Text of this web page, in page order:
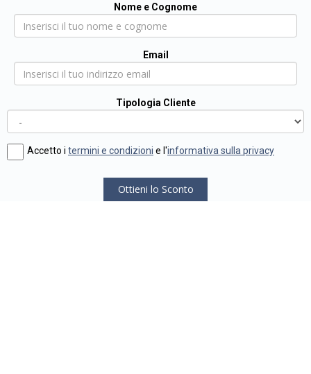
Nome e Cognome
Email
Tipologia Cliente
Accetto i termini e condizioni e l'informativa sulla privacy
Ottieni lo Sconto